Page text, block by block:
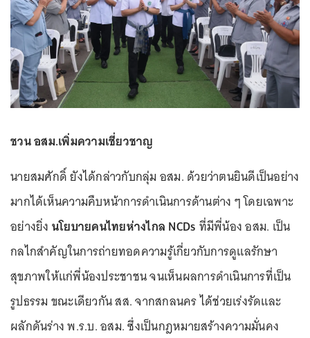
ชวน อสม.เพิ่มความเชี่ยวชาญ
นายสมศักดิ์ ยังได้กล่าวกับกลุ่ม อสม. ด้วยว่าตนยินดีเป็นอย่าง
มากได้เห็นความคืบหน้าการดำเนินการด้านต่าง ๆ โดยเฉพาะ
อย่างยิ่ง นโยบายคนไทยห่างไกล NCDs ที่มีพี่น้อง อสม. เป็น
กลไกสำคัญในการถ่ายทอดความรู้เกี่ยวกับการดูแลรักษา
สุขภาพให้แก่พี่น้องประชาชน จนเห็นผลการดำเนินการที่เป็น
รูปธรรม ขณะเดียวกัน สส. จากสกลนคร ได้ช่วยเร่งรัดและ
ผลักดันร่าง พ.ร.บ. อสม. ซึ่งเป็นกฎหมายสร้างความมั่นคง